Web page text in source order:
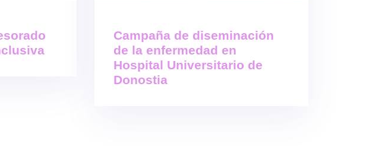
Campaña de diseminación
de la enfermedad en
Hospital Universitario de
Donostia